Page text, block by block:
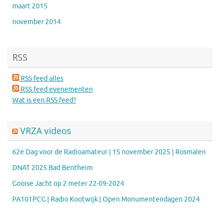
maart 2015
november 2014
RSS
RSS feed alles
RSS feed evenementen
Wat is een RSS feed?
VRZA videos
62e Dag voor de Radioamateur | 15 november 2025 | Rosmalen
DNAT 2025 Bad Bentheim
Gooise Jacht op 2 meter 22-09-2024
PA101PCG | Radio Kootwijk | Open Monumentendagen 2024